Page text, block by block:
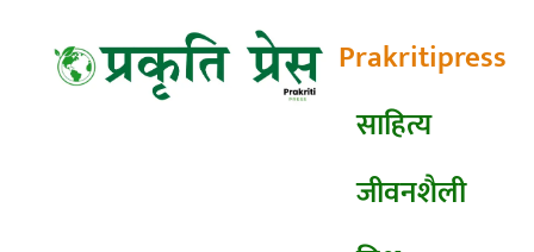
Prakritipress
साहित्य
जीवनशैली